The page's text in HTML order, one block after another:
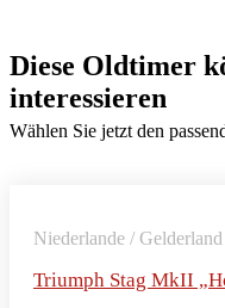
Diese Oldtimer
interessieren
Wählen Sie jetzt den
Niederlande / Gelderland
Triumph Stag MkII